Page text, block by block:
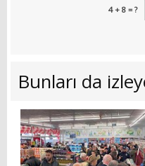
4 + 8 = ?
Bunları da